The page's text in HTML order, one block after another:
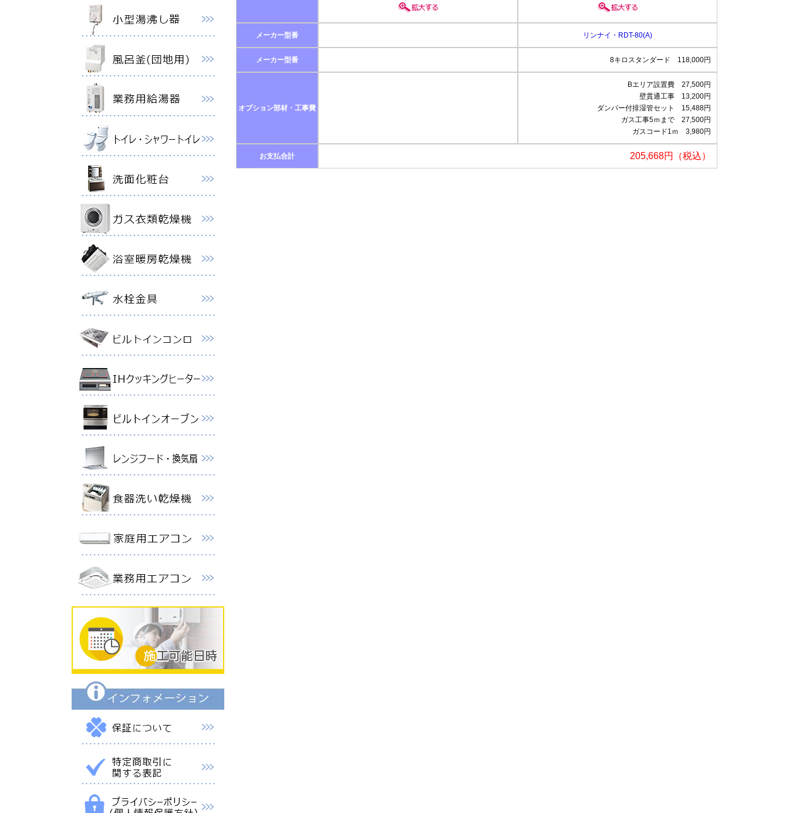
メーカー型番 リンナイ・RDT-80(A)
メーカー型番 8キロスタンダード 118,000円
オプション部材・工事費
Bエリア設置費 27,500円
壁貫通工事 13,200円
ダンパー付排湿管セット 15,488円
ガス工事5ｍまで 27,500円
ガスコード1ｍ 3,980円
お支払合計 205,668円（税込）